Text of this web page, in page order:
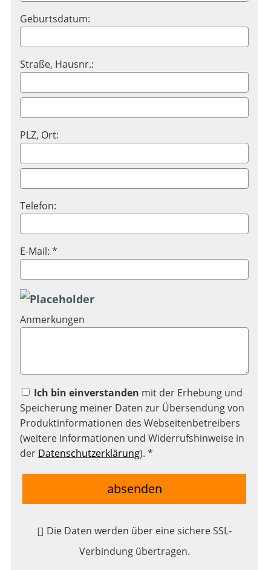
Geburtsdatum:
Straße, Hausnr.:
PLZ, Ort:
Telefon:
E-Mail: *
Anmerkungen
Ich bin einverstanden mit der Erhebung und
Speicherung meiner Daten zur Übersendung von
Produktinformationen des Webseitenbetreibers
(weitere Informationen und Widerrufshinweise in
der Datenschutzerklärung). *
absenden
Die Daten werden über eine sichere SSL-
Verbindung übertragen.